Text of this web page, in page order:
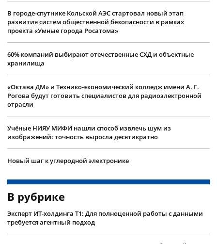
В городе-спутнике Кольской АЭС стартовал новый этап
развития систем общественной безопасности в рамках
проекта «Умные города Росатома»
60% компаний выбирают отечественные СХД и объектные
хранилища
«Октава ДМ» и Технико-экономический колледж имени А. Г.
Рогова будут готовить специалистов для радиоэлектронной
отрасли
Учëные НИЯУ МИФИ нашли способ извлечь шум из
изображений: точность выросла десятикратно
Новый шаг к углеродной электронике
В рубрике
Эксперт ИТ-холдинга Т1: Для полноценной работы с данными
требуется агентный подход